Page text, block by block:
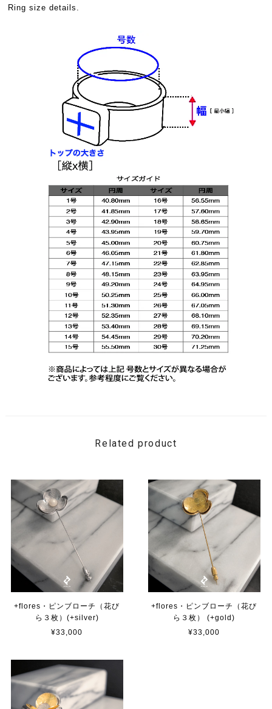
Ring size details.
Related product
+flores・ピンブローチ（花び
ら３枚）(+silver)
¥33,000
+flores・ピンブローチ（花び
ら３枚） (+gold)
¥33,000